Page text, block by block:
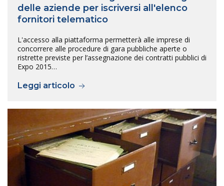
delle aziende per iscriversi all'elenco
fornitori telematico
L'accesso alla piattaforma permetterà alle imprese di
concorrere alle procedure di gara pubbliche aperte o
ristrette previste per l’assegnazione dei contratti pubblici di
Expo 2015…
Leggi articolo